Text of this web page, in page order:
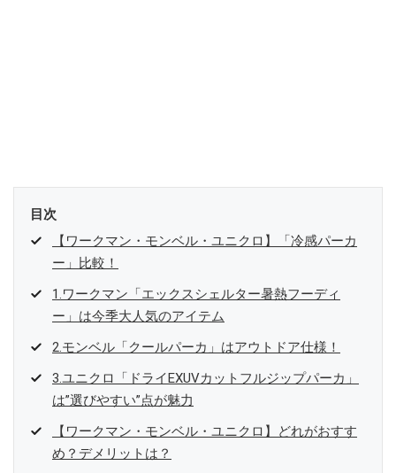
目次
【ワークマン・モンベル・ユニクロ】「冷感パーカ
ー」比較！
1.ワークマン「エックスシェルター暑熱フーディ
ー」は今季大人気のアイテム
2.モンベル「クールパーカ」はアウトドア仕様！
3.ユニクロ「ドライEXUVカットフルジップパーカ」
は”選びやすい”点が魅力
【ワークマン・モンベル・ユニクロ】どれがおすす
め？デメリットは？